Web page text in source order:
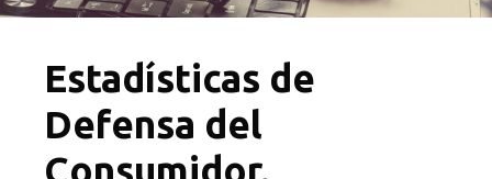
Estadísticas de
Defensa del
Consumidor.